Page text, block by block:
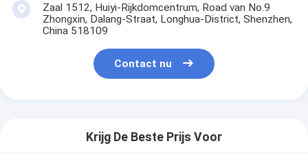
Zaal 1512, Huiyi-Rijkdomcentrum, Road van No.9
Zhongxin, Dalang-Straat, Longhua-District, Shenzhen,
China 518109
Contact nu
Krijg De Beste Prijs Voor